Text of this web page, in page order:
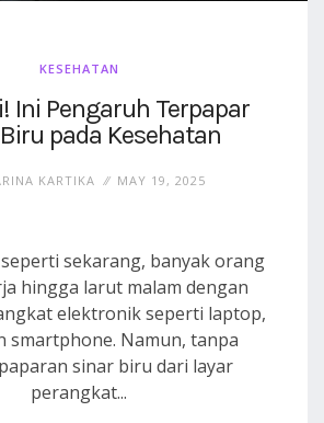
KESEHATAN
Ini Pengaruh Terpapar
pada Kesehatan
KARTIKA MAY 19, 2025
sekarang, banyak orang
hingga larut malam dengan
elektronik seperti laptop,
smartphone. Namun, tanpa
sinar biru dari layar
perangkat...